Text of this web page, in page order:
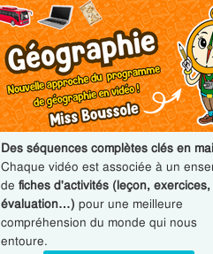
Des séquences complètes clés en
Chaque vidéo est associée à un
de fiches d'activités (leçon, exercices,
évaluation…) pour une meilleure
compréhension du monde qui nous
entoure.